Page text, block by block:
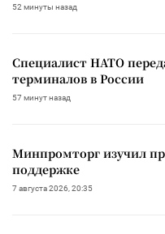
52 минуты назад
Специалист НАТО
терминалов в России
57 минут назад
Минпромторг изучил
поддержке
7 августа 2026, 20:35